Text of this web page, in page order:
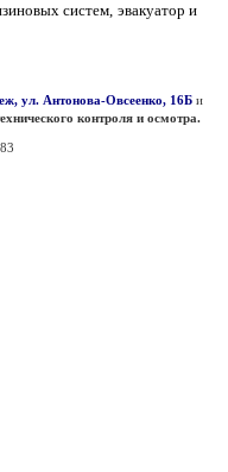
систем, эвакуатор и
ул. Антонова-Овсеенко, 16Би
контроля и осмотра.